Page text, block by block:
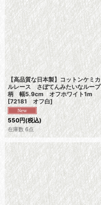
【高品質な日本製】コットンケミカ
ルレース さぼてんみたいなループ
柄 幅5.9cm オフホワイト1m
[72181 オフ白]
550円(税込)
在庫数 6点